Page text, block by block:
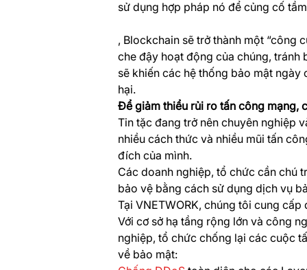
sử dụng hợp pháp nó để củng cố
, Blockchain sẽ trở thành một “công
che đậy hoạt động của chúng, tránh
sẽ khiến các hệ thống bảo mật
hại.
Để giảm thiểu rủi ro tấn công mạng,
Tin tặc đang trở nên chuyên nghiệp
nhiều cách thức và nhiều mũi tấn
đích của mình.
Các doanh nghiệp, tổ chức cần chú
bảo vệ bằng cách sử dụng dịch vụ
Tại VNETWORK, chúng tôi cung
Với cơ sở hạ tầng rộng lớn và công
nghiệp, tổ chức chống lại các cuộc
về bảo mật: